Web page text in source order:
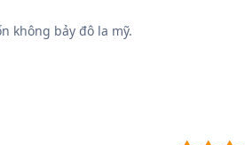
không bảy đô la mỹ.